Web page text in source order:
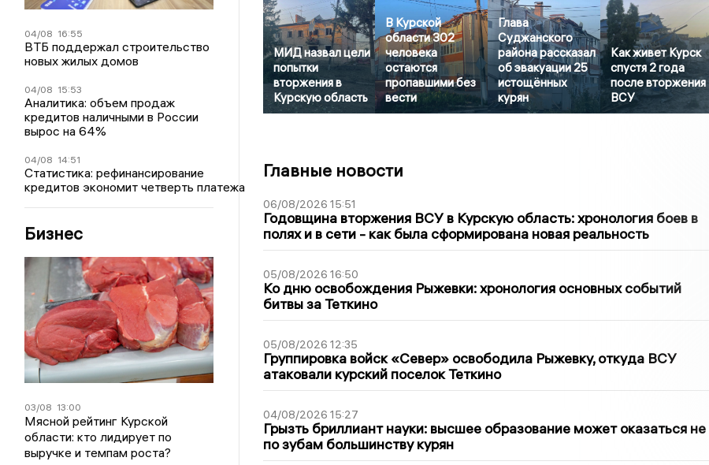
04/08 16:55
ВТБ поддержал строительство
новых жилых домов
04/08 15:53
Аналитика: объем продаж
кредитов наличными в России
вырос на 64%
04/08 14:51
Статистика: рефинансирование
кредитов экономит четверть платежа
Бизнес
03/08 13:00
Мясной рейтинг Курской
области: кто лидирует по
выручке и темпам роста?
МИД назвал цели
попытки
вторжения в
Курскую область
В Курской
области 302
человека
остаются
пропавшими без
вести
Глава
Суджанского
района рассказал
об эвакуации 25
истощённых
курян
Как живет Курск
спустя 2 года
после вторжения
ВСУ
Главные новости
06/08/2026 15:51
Годовщина вторжения ВСУ в Курскую область: хронология боев в
полях и в сети - как была сформирована новая реальность
05/08/2026 16:50
Ко дню освобождения Рыжевки: хронология основных событий
битвы за Теткино
05/08/2026 12:35
Группировка войск «Север» освободила Рыжевку, откуда ВСУ
атаковали курский поселок Теткино
04/08/2026 15:27
Грызть бриллиант науки: высшее образование может оказаться не
по зубам большинству курян